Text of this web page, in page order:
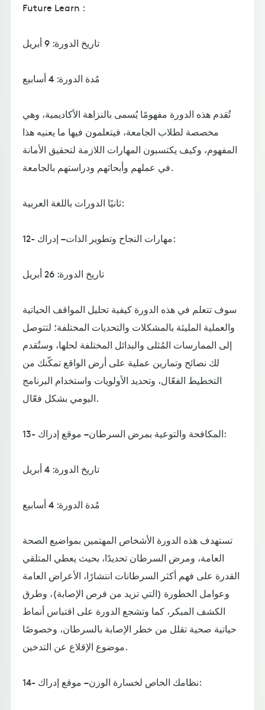
Future Learn :
تاريخ الدورة: 9 أبريل
مُدة الدورة: 4 أسابيع
تُقدم هذه الدورة مفهومًا يُسمى بالنزاهة الأكاديمية، وهي
مخصصة لطلاب الجامعة، فيتعلمون فيها ما يعنيه هذا
المفهوم، وكيف يكتسبون المهارات اللازمة لتحقيق الأمانة
في عملهم وأبحاثهم ودراستهم بالجامعة.
ثانيًا الدورات باللغة العربية:
12- مهارات النجاح وتطوير الذات – إدراك:
تاريخ الدورة: 26 أبريل
سوف تتعلم في هذه الدورة كيفية تحليل المواقف الحياتية
والعملية المليئة بالمشكلات والتحديات المختلفة؛ لتتوصل
إلى الممارسات المُثلى والبدائل المختلفة لحلها، وستُقدم
لك نصائح وتمارين عملية على أرض الواقع تمكّنك من
التخطيط الفعّال، وتحديد الأولويات واستخدام البرنامج
اليومي بشكل فعّال.
13- المكافحة والتوعية بمرض السرطان – موقع إدراك:
تاريخ الدورة: 4 أبريل
مُدة الدورة: 4 أسابيع
تستهدف هذه الدورة الأشخاص المهتمين بمواضيع الصحة
العامة، ومرض السرطان تحديدًا، بحيث يعطي المتلقي
القدرة على فهم أكثر السرطانات انتشارًا، الأعراض العامة
وعوامل الخطورة (التي تزيد من فرص الإصابة)، وطرق
الكشف المبكر، كما وتشجع الدورة على اقتباس أنماط
حياتية صحية تقلل من خطر الإصابة بالسرطان، وخصوصًا
موضوع الإقلاع عن التدخين.
14- نظامك الخاص لخسارة الوزن – موقع إدراك: